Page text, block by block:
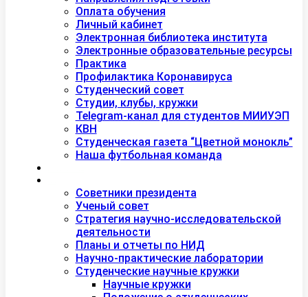
Оплата обучения
Личный кабинет
Электронная библиотека института
Электронные образовательные ресурсы
Практика
Профилактика Коронавируса
Студенческий совет
Студии, клубы, кружки
Telegram-канал для студентов МИИУЭП
КВН
Студенческая газета “Цветной монокль”
Наша футбольная команда
Советники президента
Ученый совет
Стратегия научно-исследовательской
деятельности
Планы и отчеты по НИД
Научно-практические лаборатории
Студенческие научные кружки
Научные кружки